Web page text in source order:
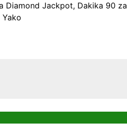
Diamond Jackpot, Dakika 90 za
Yako